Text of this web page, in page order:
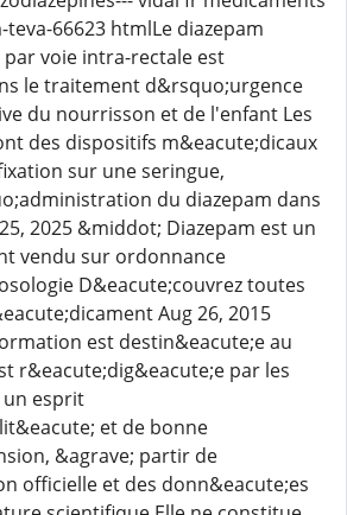
66623 htmlLe diazepam
voie intra-rectale est
le traitement d&rsquo;urgence
du nourrisson et de l'enfant Les
des dispositifs m&eacute;dicaux
sur une seringue,
du diazepam dans
2025 &middot; Diazepam est un
vendu sur ordonnance
D&eacute;couvrez toutes
Aug 26, 2015
est destin&eacute;e au
r&eacute;dig&eacute;e par les
un esprit
et de bonne
&agrave; partir de
officielle et des donn&eacute;es